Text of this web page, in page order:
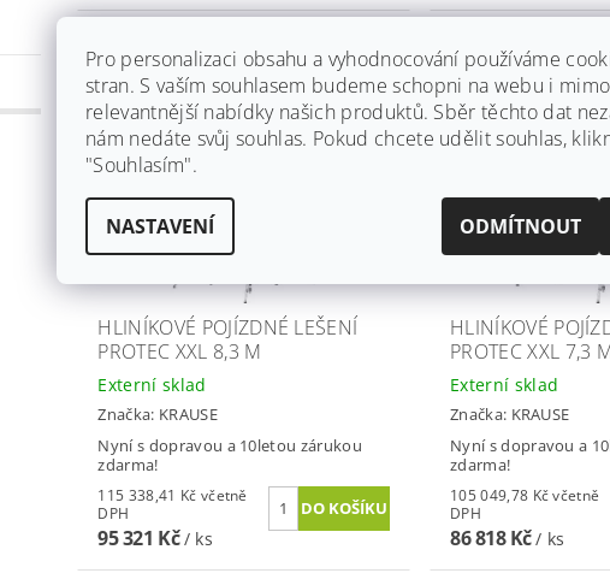
Záruka 10 let
Doprava zdarma
HLINÍKOVÉ POJÍZDNÉ LEŠENÍ
PROTEC XXL 8,3 M
Externí sklad
Značka: KRAUSE
Nyní s dopravou a 10letou zárukou
zdarma!
115 338,41 Kč včetně
DPH
95 321 Kč/ ks
Záruka 10 let
Doprava zdarma
HLINÍKOVÉ
PROTEC XXL 7,3
Externí sklad
Značka: KRAUSE
Nyní s dopravou a
zdarma!
105 049,78 Kč včetně
DPH
86 818 Kč/ ks
Pro personalizaci obsahu a vyhodnocování používáme
stran. S vaším souhlasem budeme schopni na webu i
relevantnější nabídky našich produktů. Sběr těchto dat
nám nedáte svůj souhlas. Pokud chcete udělit souhlas,
"Souhlasím".
NASTAVENÍ ODMÍTNOUT